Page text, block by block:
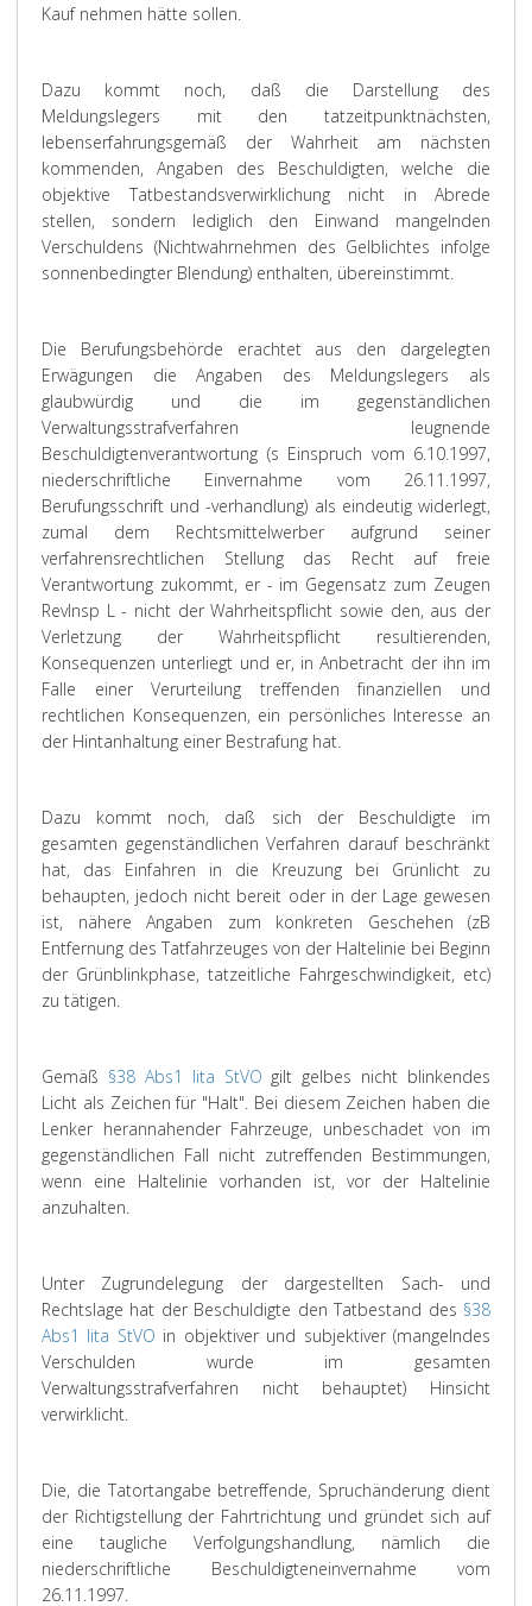
Kauf nehmen hätte sollen.
Dazu kommt noch, daß die Darstellung des
Meldungslegers mit den tatzeitpunktnächsten,
lebenserfahrungsgemäß der Wahrheit am nächsten
kommenden, Angaben des Beschuldigten, welche die
objektive Tatbestandsverwirklichung nicht in Abrede
stellen, sondern lediglich den Einwand mangelnden
Verschuldens (Nichtwahrnehmen des Gelblichtes infolge
sonnenbedingter Blendung) enthalten, übereinstimmt.
Die Berufungsbehörde erachtet aus den dargelegten
Erwägungen die Angaben des Meldungslegers als
glaubwürdig und die im gegenständlichen
Verwaltungsstrafverfahren leugnende
Beschuldigtenverantwortung (s Einspruch vom 6.10.1997,
niederschriftliche Einvernahme vom 26.11.1997,
Berufungsschrift und -verhandlung) als eindeutig widerlegt,
zumal dem Rechtsmittelwerber aufgrund seiner
verfahrensrechtlichen Stellung das Recht auf freie
Verantwortung zukommt, er - im Gegensatz zum Zeugen
RevInsp L - nicht der Wahrheitspflicht sowie den, aus der
Verletzung der Wahrheitspflicht resultierenden,
Konsequenzen unterliegt und er, in Anbetracht der ihn im
Falle einer Verurteilung treffenden finanziellen und
rechtlichen Konsequenzen, ein persönliches Interesse an
der Hintanhaltung einer Bestrafung hat.
Dazu kommt noch, daß sich der Beschuldigte im
gesamten gegenständlichen Verfahren darauf beschränkt
hat, das Einfahren in die Kreuzung bei Grünlicht zu
behaupten, jedoch nicht bereit oder in der Lage gewesen
ist, nähere Angaben zum konkreten Geschehen (zB
Entfernung des Tatfahrzeuges von der Haltelinie bei Beginn
der Grünblinkphase, tatzeitliche Fahrgeschwindigkeit, etc)
zu tätigen.
Gemäß §38 Abs1 lita StVO gilt gelbes nicht blinkendes
Licht als Zeichen für "Halt". Bei diesem Zeichen haben die
Lenker herannahender Fahrzeuge, unbeschadet von im
gegenständlichen Fall nicht zutreffenden Bestimmungen,
wenn eine Haltelinie vorhanden ist, vor der Haltelinie
anzuhalten.
Unter Zugrundelegung der dargestellten Sach- und
Rechtslage hat der Beschuldigte den Tatbestand des §38
Abs1 lita StVO in objektiver und subjektiver (mangelndes
Verschulden wurde im gesamten
Verwaltungsstrafverfahren nicht behauptet) Hinsicht
verwirklicht.
Die, die Tatortangabe betreffende, Spruchänderung dient
der Richtigstellung der Fahrtrichtung und gründet sich auf
eine taugliche Verfolgungshandlung, nämlich die
niederschriftliche Beschuldigteneinvernahme vom
26.11.1997.